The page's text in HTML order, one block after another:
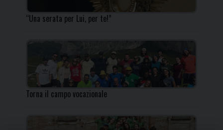
“Una serata per Lui, per te!”
Torna il campo vocazionale